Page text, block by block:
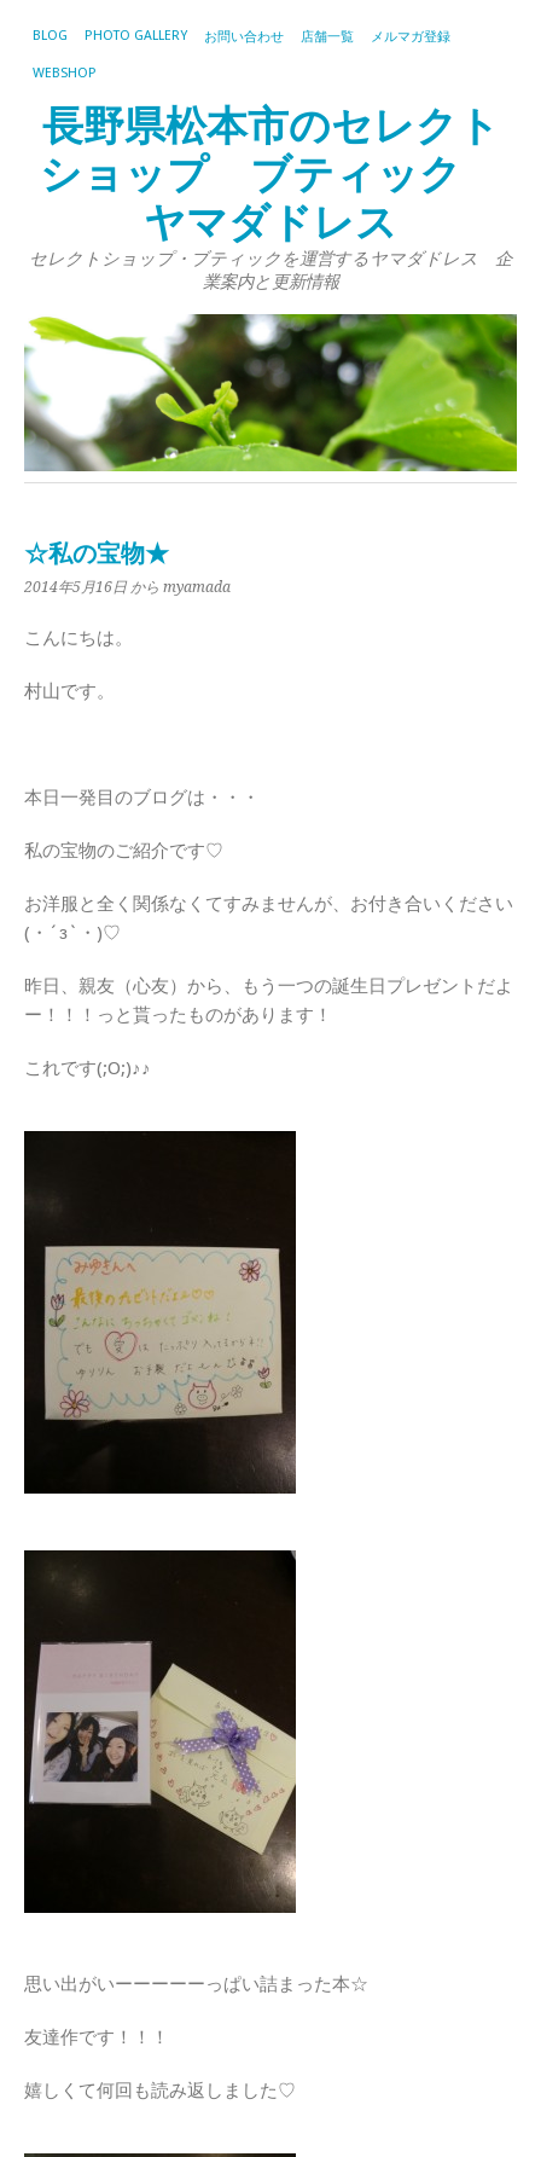
BLOG PHOTO GALLERY お問い合わせ 店舗一覧 メルマガ登録
WEBSHOP
長野県松本市のセレクト
ショップ ブティック
ヤマダドレス
セレクトショップ・ブティックを運営するヤマダドレス 企
業案内と更新情報
☆私の宝物★
2014年5月16日 から myamada
こんにちは。
村山です。
本日一発目のブログは・・・
私の宝物のご紹介です♡
お洋服と全く関係なくてすみませんが、お付き合いください
(・´з`・)♡
昨日、親友（心友）から、もう一つの誕生日プレゼントだよ
ー！！！っと貰ったものがあります！
これです(;O;)♪♪
思い出がいーーーーーっぱい詰まった本☆
友達作です！！！
嬉しくて何回も読み返しました♡